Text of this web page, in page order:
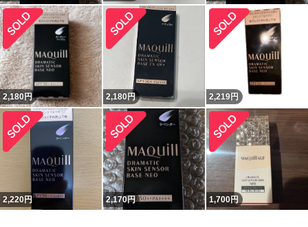
2,180円 2,180円 2,219円
2,220円 2,170円 1,700円